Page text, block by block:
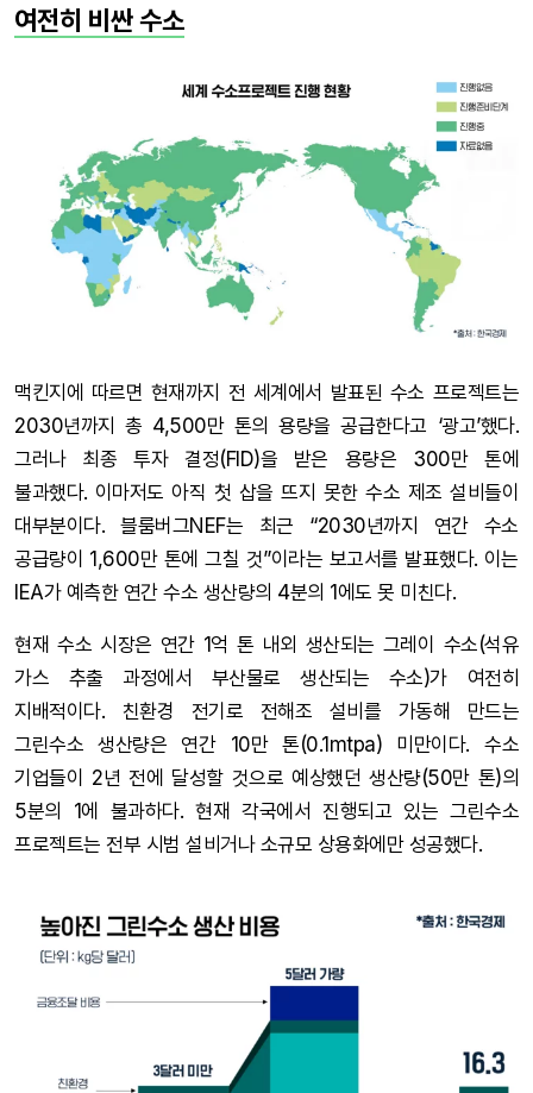
여전히 비싼 수소
맥킨지에 따르면 현재까지 전 세계에서 발표된 수소 프로젝트는
2030년까지 총 4,500만 톤의 용량을 공급한다고 ‘광고’했다.
그러나 최종 투자 결정(FID)을 받은 용량은 300만 톤에
불과했다. 이마저도 아직 첫 삽을 뜨지 못한 수소 제조 설비들이
대부분이다. 블룸버그NEF는 최근 “2030년까지 연간 수소
공급량이 1,600만 톤에 그칠 것”이라는 보고서를 발표했다. 이는
IEA가 예측한 연간 수소 생산량의 4분의 1에도 못 미친다.
현재 수소 시장은 연간 1억 톤 내외 생산되는 그레이 수소(석유
가스 추출 과정에서 부산물로 생산되는 수소)가 여전히
지배적이다. 친환경 전기로 전해조 설비를 가동해 만드는
그린수소 생산량은 연간 10만 톤(0.1mtpa) 미만이다. 수소
기업들이 2년 전에 달성할 것으로 예상했던 생산량(50만 톤)의
5분의 1에 불과하다. 현재 각국에서 진행되고 있는 그린수소
프로젝트는 전부 시범 설비거나 소규모 상용화에만 성공했다.